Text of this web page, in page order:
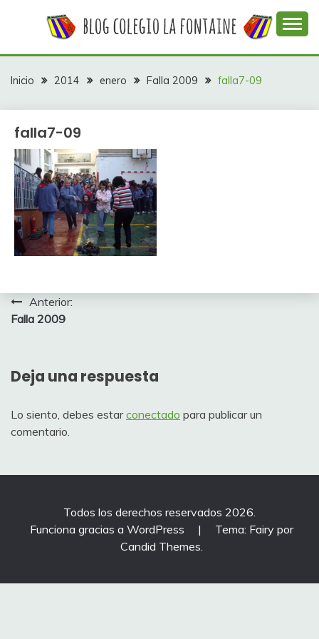
COLEGIO LA
FONTAINE
colegio La Fontaine
Inicio 2014 enero Falla 2009 falla7-09
falla7-09
Navegación
de
Anterior:
Falla 2009
Deja una respuesta
Lo siento, debes estarconectado para publicar un
comentario.
Todos los derechos reservados 2026.
Funciona gracias a WordPress
|
Tema: Fairy por
Candid Themes